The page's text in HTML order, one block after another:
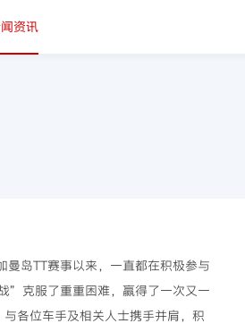
资讯
岛TT赛事以来，一直都在积极参与
”克服了重重困难，赢得了一次又一
各位车手及相关人士携手并肩，积